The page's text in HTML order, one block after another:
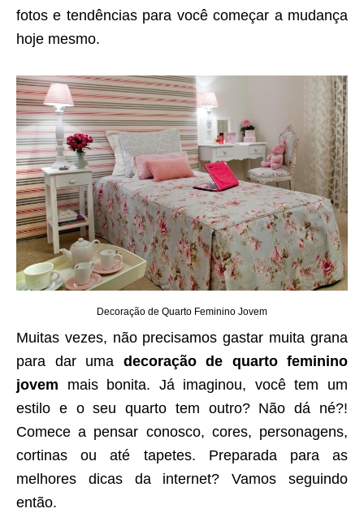
fotos e tendências para você começar a mudança
hoje mesmo.
Decoração de Quarto Feminino Jovem
Muitas vezes, não precisamos gastar muita grana
para dar uma decoração de quarto feminino
jovem mais bonita. Já imaginou, você tem um
estilo e o seu quarto tem outro? Não dá né?!
Comece a pensar conosco, cores, personagens,
cortinas ou até tapetes. Preparada para as
melhores dicas da internet? Vamos seguindo
então.